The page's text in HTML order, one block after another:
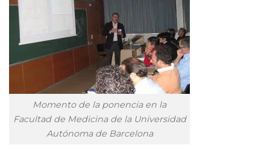
Momento de la ponencia en la
Facultad de Medicina de la Universidad
Autónoma de Barcelona